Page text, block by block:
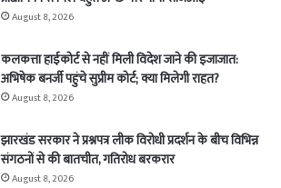
August 8, 2026
कलकत्ता हाईकोर्ट से नहीं मिली विदेश जाने की इजाजात:
अभिषेक बनर्जी पहुंचे सुप्रीम कोर्ट; क्या मिलेगी राहत?
August 8, 2026
झारखंड सरकार ने प्रश्नपत्र लीक विरोधी प्रदर्शन के बीच विभिन्न
संगठनों से की बातचीत, गतिरोध बरकरार
August 8, 2026